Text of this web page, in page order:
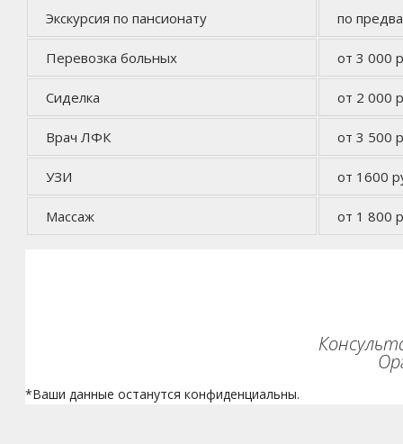
Экскурсия по пансионату по
Перевозка больных от 3 000
Сиделка от 2 000
Врач ЛФК от 3 500
УЗИ от 1600
Массаж от 1 800
*Ваши данные останутся конфиденциальны.